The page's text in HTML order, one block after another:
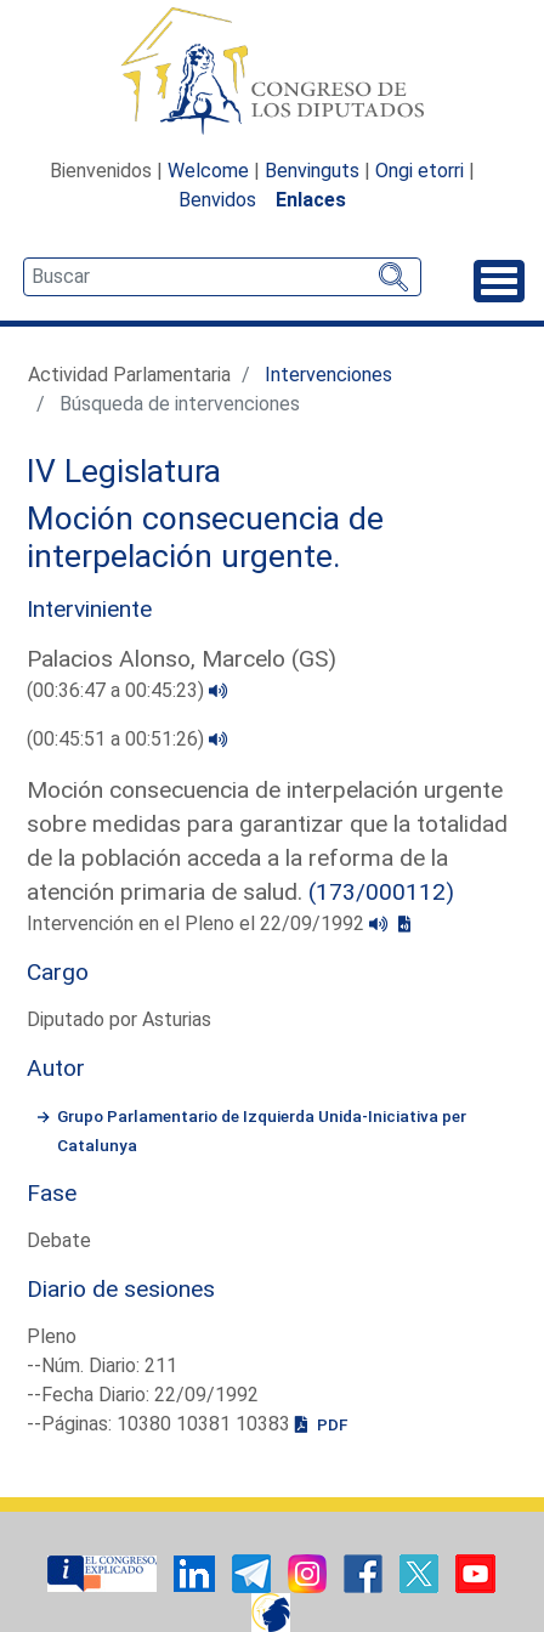
Bienvenidos | Welcome | Benvinguts | Ongi etorri |
Benvidos
Enlaces
Actividad Parlamentaria
Intervenciones
Búsqueda de intervenciones
IV Legislatura
Moción consecuencia de
interpelación urgente.
Interviniente
Palacios Alonso, Marcelo (GS)
(00:36:47 a 00:45:23)
(00:45:51 a 00:51:26)
Moción consecuencia de interpelación urgente
sobre medidas para garantizar que la totalidad
de la población acceda a la reforma de la
atención primaria de salud. (173/000112)
Intervención en el Pleno el 22/09/1992
Cargo
Diputado por Asturias
Autor
Grupo Parlamentario de Izquierda Unida-Iniciativa per
Catalunya
Fase
Debate
Diario de sesiones
Pleno
--Núm. Diario: 211
--Fecha Diario: 22/09/1992
--Páginas: 10380 10381 10383
PDF